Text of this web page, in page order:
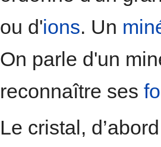
ou d'ions. Un
On parle d'un
reconnaître ses
Le cristal,